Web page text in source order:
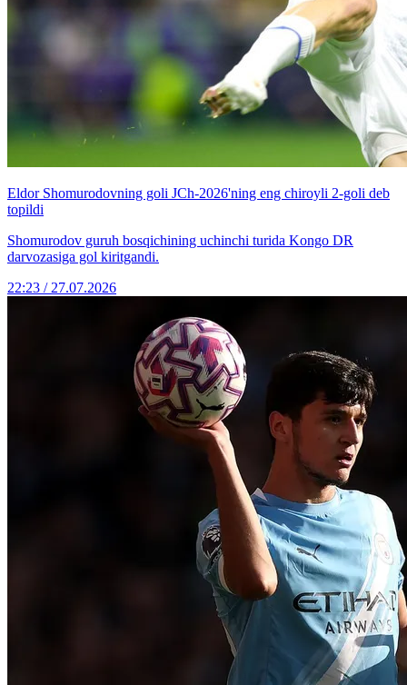
Eldor Shomurodovning goli JCh-2026'ning eng chiroyli 2-goli deb
topildi
Shomurodov guruh bosqichining uchinchi turida Kongo DR
darvozasiga gol kiritgandi.
22:23 / 27.07.2026